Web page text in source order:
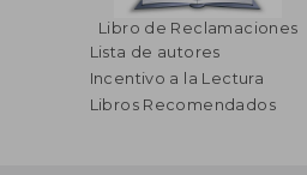
Libro de Reclamaciones
Lista de autores
Incentivo a la Lectura
Libros Recomendados